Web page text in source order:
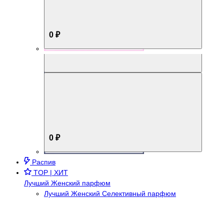
0 ₽
0 ₽
Распив
TOP | ХИТ
Лучший Женский парфюм
Лучший Женский Селективный парфюм